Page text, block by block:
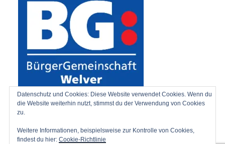
Datenschutz und Cookies: Diese Website verwendet Cookies. Wenn du
die Website weiterhin nutzt, stimmst du der Verwendung von Cookies
zu.
Weitere Informationen, beispielsweise zur Kontrolle von Cookies,
findest du hier: Cookie-Richtlinie